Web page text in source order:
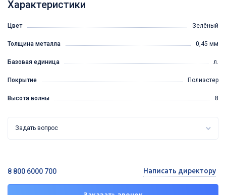
Характеристики
Цвет Зелёный
Толщина металла 0,45 мм
Базовая единица л.
Покрытие Полиэстер
Высота волны 8
Задать вопрос
8 800 6000 700 Написать директору